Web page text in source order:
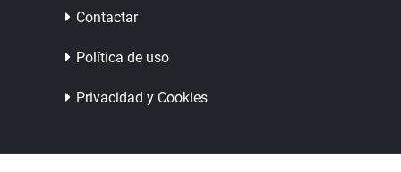
Contactar
Política de uso
Privacidad y Cookies